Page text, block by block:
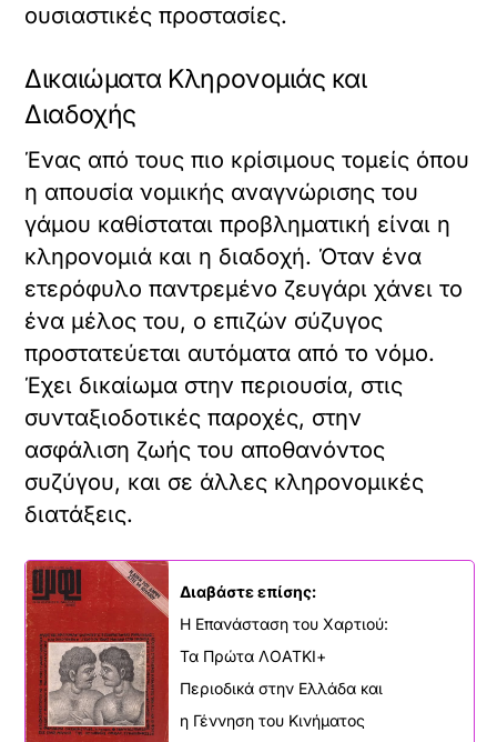
ουσιαστικές προστασίες.
Δικαιώματα Κληρονομιάς και
Διαδοχής
Ένας από τους πιο κρίσιμους τομείς όπου
η απουσία νομικής αναγνώρισης του
γάμου καθίσταται προβληματική είναι η
κληρονομιά και η διαδοχή. Όταν ένα
ετερόφυλο παντρεμένο ζευγάρι χάνει το
ένα μέλος του, ο επιζών σύζυγος
προστατεύεται αυτόματα από το νόμο.
Έχει δικαίωμα στην περιουσία, στις
συνταξιοδοτικές παροχές, στην
ασφάλιση ζωής του αποθανόντος
συζύγου, και σε άλλες κληρονομικές
διατάξεις.
Διαβάστε επίσης:
Η Επανάσταση του Χαρτιού:
Τα Πρώτα ΛΟΑΤΚΙ+
Περιοδικά στην Ελλάδα και
η Γέννηση του Κινήματος